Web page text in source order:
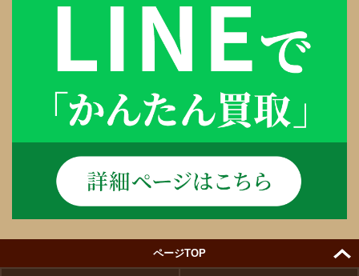
ページTOP